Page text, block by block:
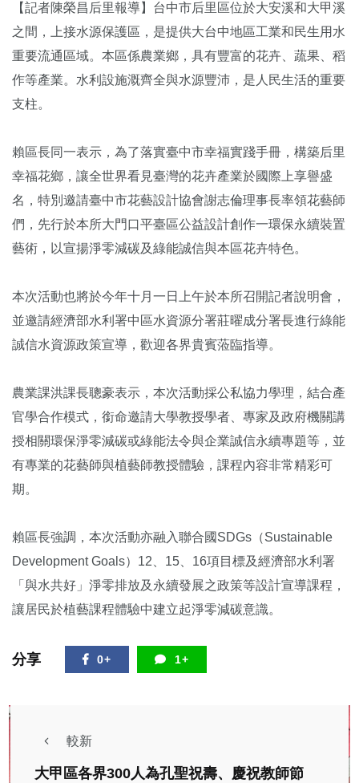
【記者陳榮昌后里報導】台中市后里區位於大安溪和大甲溪
之間，上接水源保護區，是提供大台中地區工業和民生用水
重要流通區域。本區係農業鄉，具有豐富的花卉、蔬果、稻
作等產業。水利設施溉齊全與水源豐沛，是人民生活的重要
支柱。
賴區長同一表示，為了落實臺中市幸福實踐手冊，構築后里
幸福花鄉，讓全世界看見臺灣的花卉產業於國際上享譽盛
名，特別邀請臺中市花藝設計協會謝志倫理事長率領花藝師
們，先行於本所大門口平臺區公益設計創作一環保永續裝置
藝術，以宣揚淨零減碳及綠能誠信與本區花卉特色。
本次活動也將於今年十月一日上午於本所召開記者說明會，
並邀請經濟部水利署中區水資源分署莊曜成分署長進行綠能
誠信水資源政策宣導，歡迎各界貴賓蒞臨指導。
農業課洪課長聰豪表示，本次活動採公私協力學理，結合產
官學合作模式，銜命邀請大學教授學者、專家及政府機關講
授相關環保淨零減碳或綠能法令與企業誠信永續專題等，並
有專業的花藝師與植藝師教授體驗，課程內容非常精彩可
期。
賴區長強調，本次活動亦融入聯合國SDGs（Sustainable
Development Goals）12、15、16項目標及經濟部水利署
「與水共好」淨零排放及永續發展之政策等設計宣導課程，
讓居民於植藝課程體驗中建立起淨零減碳意識。
分享 0+ 1+
較新
大甲區各界300人為孔聖祝壽、慶祝教師節